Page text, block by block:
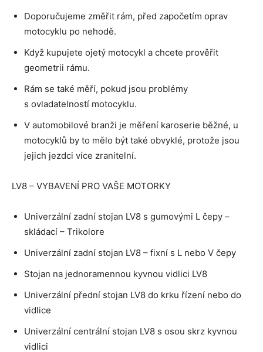
Doporučujeme změřit rám, před započetím oprav
motocyklu po nehodě.
Když kupujete ojetý motocykl a chcete prověřit
geometrii rámu.
Rám se také měří, pokud jsou problémy
s ovladatelností motocyklu.
V automobilové branži je měření karoserie běžné, u
motocyklů by to mělo být také obvyklé, protože jsou
jejich jezdci více zranitelní.
LV8 – VYBAVENÍ PRO VAŠE MOTORKY
Univerzální zadní stojan LV8 s gumovými L čepy –
skládací – Trikolore
Univerzální zadní stojan LV8 – fixní s L nebo V čepy
Stojan na jednoramennou kyvnou vidlici LV8
Univerzální přední stojan LV8 do krku řízení nebo do
vidlice
Univerzální centrální stojan LV8 s osou skrz kyvnou
vidlici